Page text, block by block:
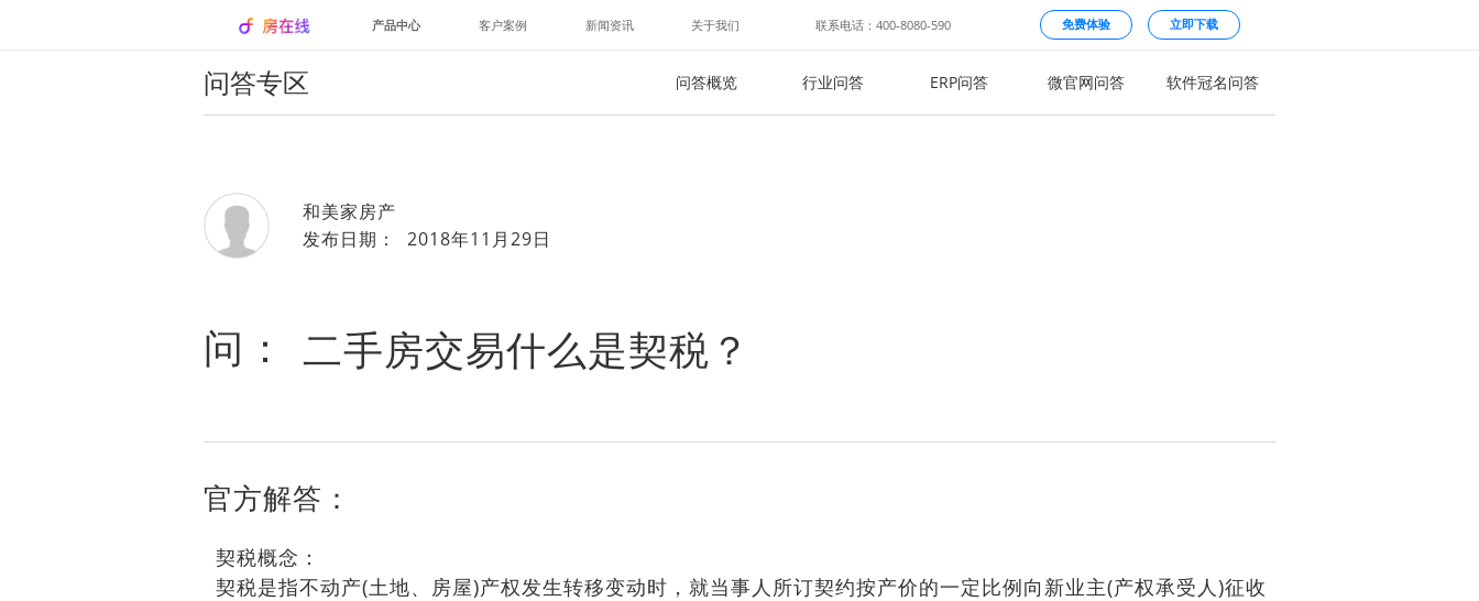
产品中心 客户案例 新闻资讯 关于我们 联系电话：400-8080-590 免费体验 立即下载
问答专区 问答概览 行业问答 ERP问答 微官网问答 软件冠名问答
和美家房产
发布日期： 2018年11月29日
问： 二手房交易什么是契税？
官方解答：
契税概念：
契税是指不动产(土地、房屋)产权发生转移变动时，就当事人所订契约按产价的一定比例向新业主(产权承受人)征收